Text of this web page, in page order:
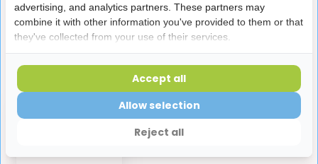
Reviews
Laatst bekeken producten
advertising, and analytics partners. These partners may
combine it with other information you've provided to them or that
they've collected from your use of their services.
Reject all
Allow selection
Accept all